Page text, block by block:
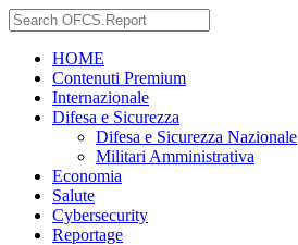
HOME
Contenuti Premium
Internazionale
Difesa e Sicurezza
Difesa e Sicurezza Nazionale
Militari Amministrativa
Economia
Salute
Cybersecurity
Reportage